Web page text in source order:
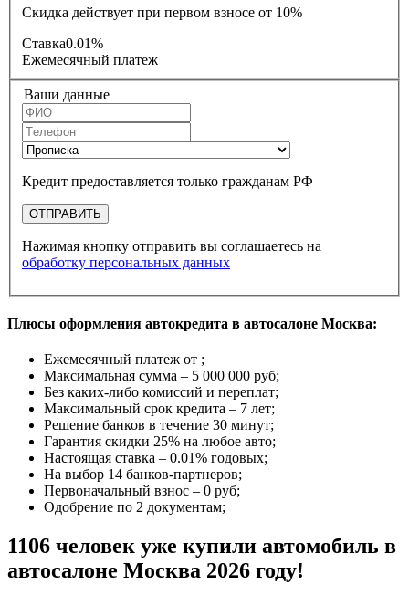
Скидка действует при первом взносе от 10%
Ставка0.01%
Ежемесячный платеж
Ваши данные
Кредит предоставляется только гражданам РФ
ОТПРАВИТЬ
Нажимая кнопку отправить вы соглашаетесь на
обработку персональных данных
Плюсы оформления автокредита в автосалоне Москва:
Ежемесячный платеж от ;
Максимальная сумма – 5 000 000 руб;
Без каких-либо комиссий и переплат;
Максимальный срок кредита – 7 лет;
Решение банков в течение 30 минут;
Гарантия скидки 25% на любое авто;
Настоящая ставка – 0.01% годовых;
На выбор 14 банков-партнеров;
Первоначальный взнос – 0 руб;
Одобрение по 2 документам;
1106 человек уже купили автомобиль в
автосалоне Москва 2026 году!